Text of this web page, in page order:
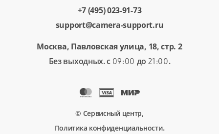
+7 (495) 023-91-73
support@camera-support.ru
Москва, Павловская улица, 18, стр. 2
Без выходных. с 09:00 до 21:00.
© Сервисный центр,
Политика конфиденциальности.